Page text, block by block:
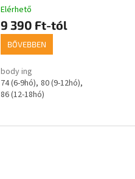
Elérhető
9 390 Ft-tól
BŐVEBBEN
body ing
74 (6-9hó) 80 (9-12hó)
86 (12-18hó)